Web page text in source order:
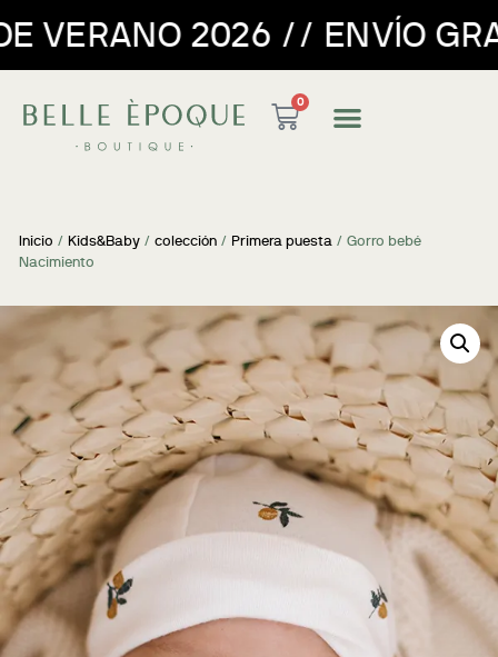
// ENVÍO GRATUITO
0
Inicio / Kids&Baby / colección / Primera puesta / Gorro bebé
Nacimiento